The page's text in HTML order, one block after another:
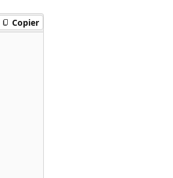
Copier